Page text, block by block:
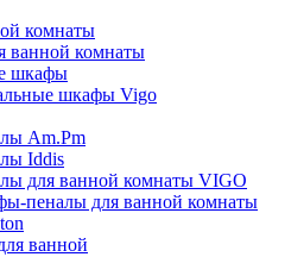
комнаты
ванной комнаты
шкафы
шкафы Vigo
Am.Pm
Iddis
для ванной комнаты VIGO
пеналы для ванной комнаты
ванной